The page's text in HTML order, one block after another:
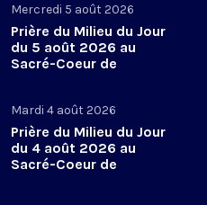
Mercredi 5 août 2026
Prière du Milieu du Jour
du 5 août 2026 au
Sacré-Coeur de
Mardi 4 août 2026
Prière du Milieu du Jour
du 4 août 2026 au
Sacré-Coeur de